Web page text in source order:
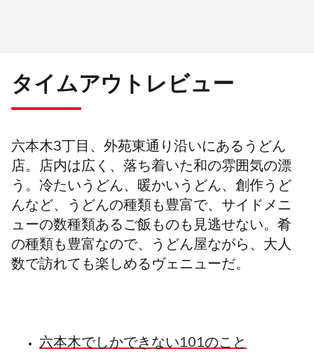
タイムアウトレビュー
六本木3丁目、外苑東通り沿いにあるうどん
店。店内は広く、落ち着いた和の雰囲気の漂
う。冷たいうどん、暖かいうどん、創作うど
んなど、うどんの種類も豊富で、サイドメニ
ューの数種類あるご飯ものも見逃せない。肴
の種類も豊富なので、うどん屋ながら、大人
数で訪れても楽しめるヴェニューだ。
六本木でしかできない101のこと